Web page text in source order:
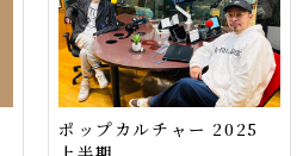
ポップカルチャー 2025